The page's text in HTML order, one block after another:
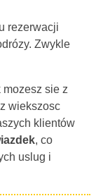
rezerwacji
Zwykle
sie z
wiekszosc
klientów
, co
uslug i